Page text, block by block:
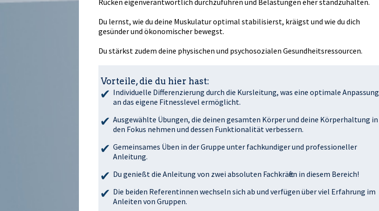
Rücken eigenverantwortlich durchzuführen und Belastungen eher standzuhalten.
Du lernst, wie du deine Muskulatur optimal stabilisierst, kräftigst und wie du dich
gesünder und ökonomischer bewegst.
Du stärkst zudem deine physischen und psychosozialen Gesundheitsressourcen.
Vorteile, die du hier hast:
Individuelle Differenzierung durch die Kursleitung, was eine optimale Anpassung
an das eigene Fitnesslevel ermöglicht.
Ausgewählte Übungen, die deinen gesamten Körper und deine Körperhaltung in
den Fokus nehmen und dessen Funktionalität verbessern.
Gemeinsames Üben in der Gruppe unter fachkundiger und professioneller
Anleitung.
Du genießt die Anleitung von zwei absoluten Fachkräften in diesem Bereich!
Die beiden Referentinnen wechseln sich ab und verfügen über viel Erfahrung im
Anleiten von Gruppen.